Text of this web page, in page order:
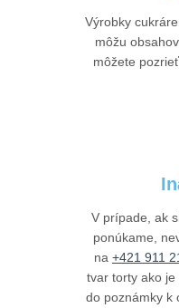
Výrobky
môžu
môžete
V prípade, ak
ponúkame,
na +421 911
tvar torty ako
do poznámky k